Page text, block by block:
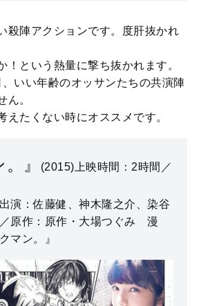
殺陣アクションです。度肝抜かれ
！という熱量に撃ち抜かれます。
いい年齢のオッサンたちの共演陣
ん。
えたくない時にオススメです。
』
(2015)上映時間：2時間／
演：佐藤健、神木隆之介、染谷
原作：原作・大場つぐみ 漫
マン。』